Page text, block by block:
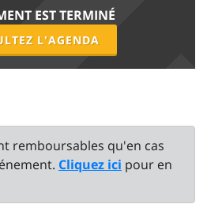
EST TERMINÉ
L'AGENDA
remboursables qu'en cas
Cliquez ici pour en